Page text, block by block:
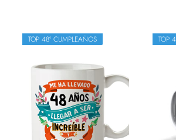
TOP 48º CUMPLEAÑOS TOP